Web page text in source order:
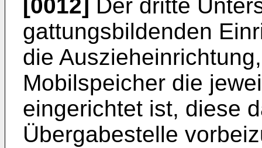
[0012] Der dritte
gattungsbildenden
die
Mobilspeicher die
eingerichtet ist, diese
Übergabestelle